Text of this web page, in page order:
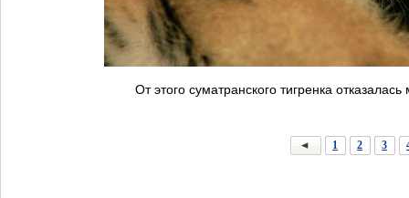
От этого суматранского тигренка
1 2 3